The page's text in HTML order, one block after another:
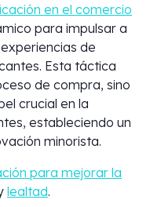
en el comercio
para impulsar a
de
Esta táctica
de compra, sino
crucial en la
estableciendo un
minorista.
para mejorar la
lealtad.